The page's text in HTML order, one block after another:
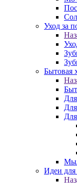
Уход за
Бытовая
Идеи для